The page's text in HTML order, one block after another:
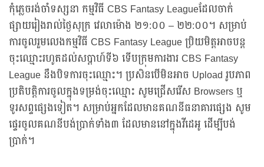
កុំភ្លេចរង់ចាំទស្សនា កម្មវិធី CBS Fantasy Leagueដែលចាក់
ផ្សាយរៀងរាល់ថ្ងៃសុក្រ វេលាម៉ោង ២១:០០ – ២២:០០។ សម្រាប់
ការចូលរួមលេងកម្មវិធី CBS Fantasy League ប្រិយមិត្តអាចបន្ត
ចុះឈ្មោះរហូតដល់សប្តាហ៍ទី៦ ទើបក្រុមការងារ CBS Fantasy
League នឹងបិទការចុះឈ្មោះ។ ប្រសិនបើមិនអាច Upload រូបភាព
ប្រតិបត្តិការចូលក្នុងទម្រង់ចុះឈ្មោះ សូមជ្រើសរើស Browsers ឬ
ទូរសព្ទផ្សេងទៀត។ សម្រាប់អ្នកដែលមានគណនីធនាគារផ្សេង សូម
ផ្ទេរចូលគណនីបង់ប្រាក់ទាំង៣ ដែលមាននៅក្នុងវីដេអូ ដើម្បីបង់
ប្រាក់។